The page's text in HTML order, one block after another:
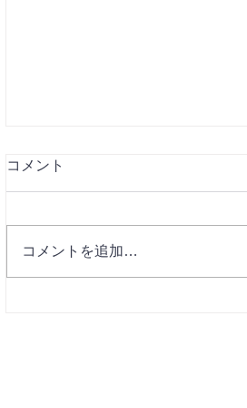
コメント
コメントを追加…